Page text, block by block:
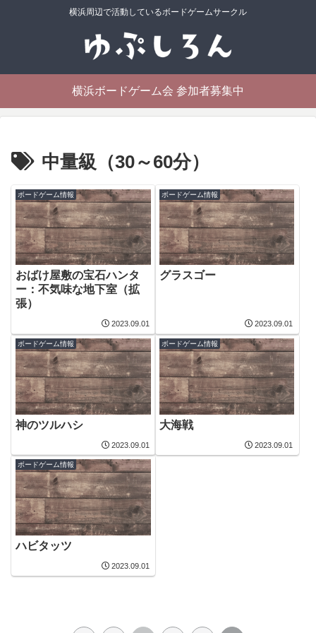
横浜周辺で活動しているボードゲームサークル
横浜ボードゲーム会 参加者募集中
中量級（30～60分）
ボードゲーム情報
おばけ屋敷の宝石ハンタ
ー：不気味な地下室（拡
張）
2023.09.01
ボードゲーム情報
グラスゴー
2023.09.01
ボードゲーム情報
神のツルハシ
2023.09.01
ボードゲーム情報
大海戦
2023.09.01
ボードゲーム情報
ハビタッツ
2023.09.01